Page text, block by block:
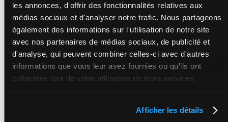
les annonces, d'offrir des fonctionnalités relatives aux
médias sociaux et d'analyser notre trafic. Nous partageons
également des informations sur l'utilisation de notre site
avec nos partenaires de médias sociaux, de publicité et
d'analyse, qui peuvent combiner celles-ci avec d'autres
informations que vous leur avez fournies ou qu'ils ont
collectées lors de votre utilisation de leurs services.
Afficher les détails